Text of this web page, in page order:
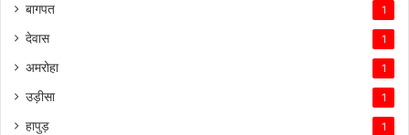
बागपत 1
देवास 1
अमरोहा 1
उड़ीसा 1
हापुड़ 1